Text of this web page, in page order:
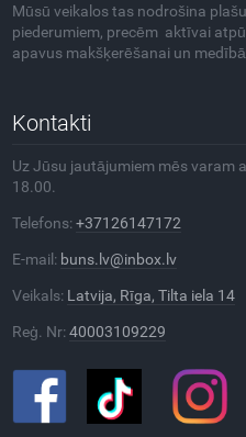
Mūsū veikalos tas nodrošina
piederumiem, precēm aktīvai
apavus makšķerēšanai un
Kontakti
Uz Jūsu jautājumiem mēs varam
18.00.
Telefons:+37126147172
E-mail: buns.lv@inbox.lv
Veikals: Latvija, Rīga, Tilta iela 14
Reģ. Nr:40003109229